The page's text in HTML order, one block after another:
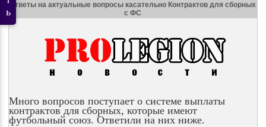
Ответы на актуальные вопросы касательно Контрактов для сборных
с ФС
Много вопросов поступает о системе выплаты
контрактов для сборных, которые имеют
футбольный союз. Ответили на них ниже.